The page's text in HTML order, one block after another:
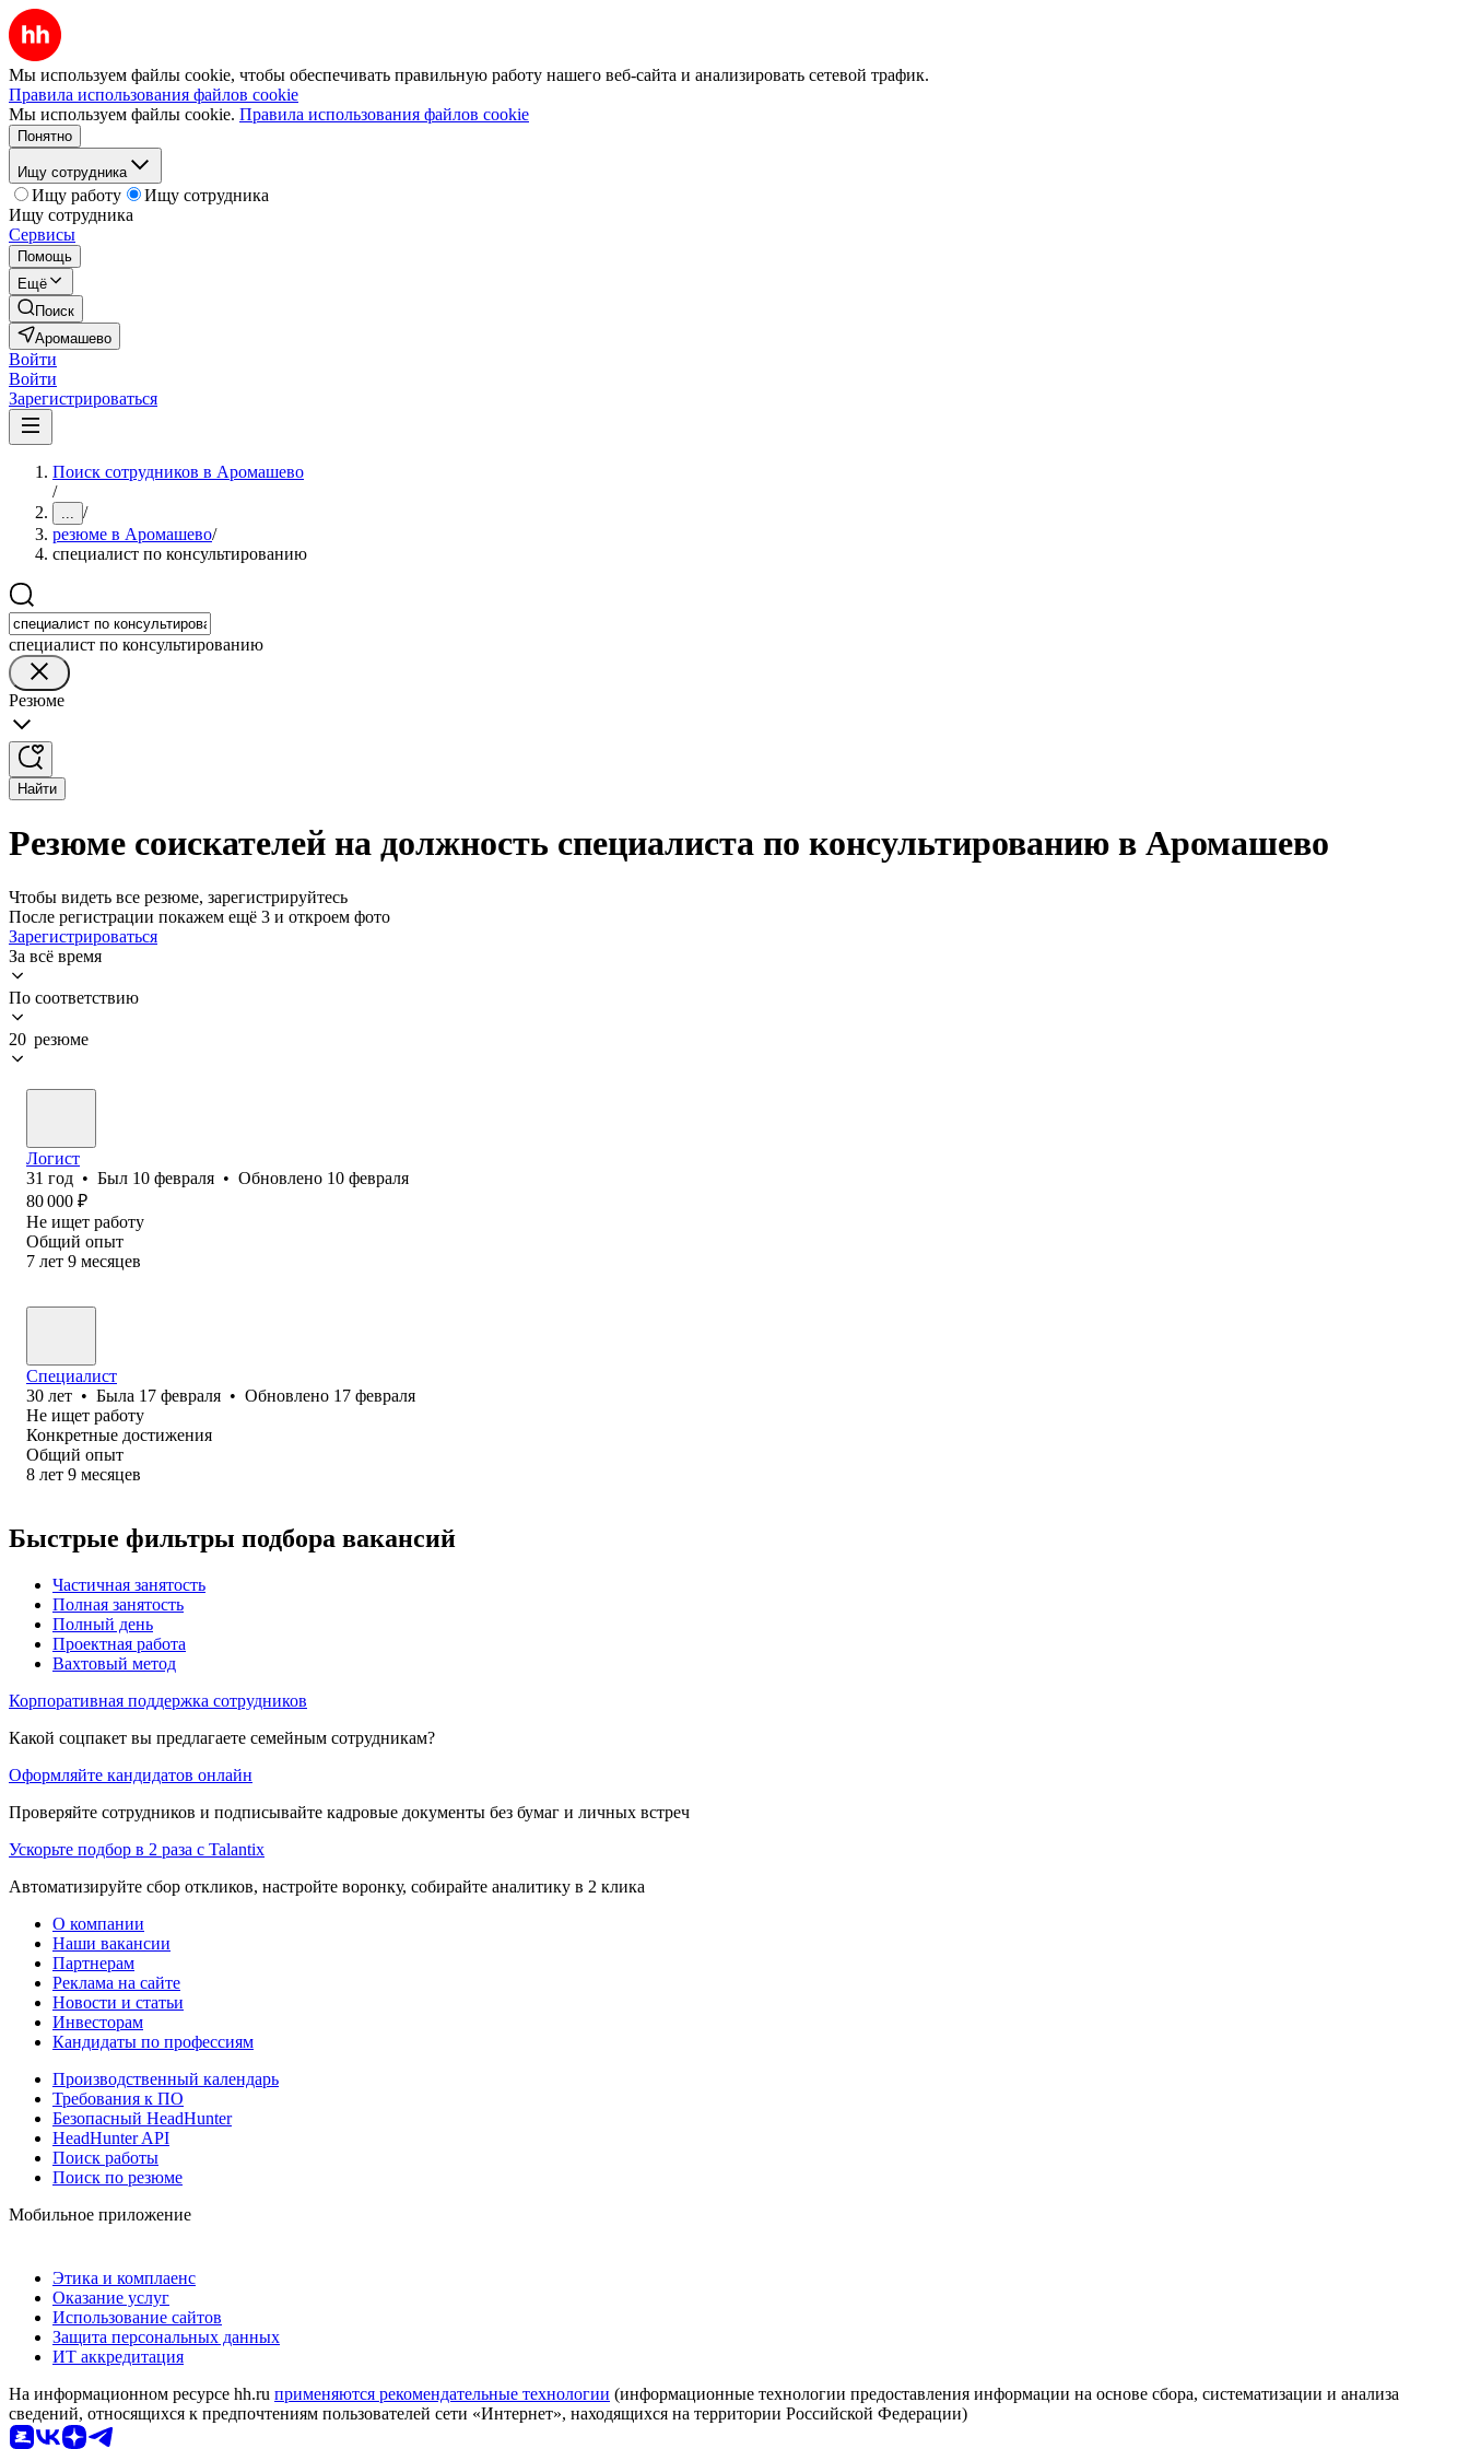
Мы используем файлы cookie, чтобы обеспечивать правильную работу нашего веб-сайта и анализировать сетевой трафик.
Правила использования файлов cookie
Мы используем файлы cookie. Правила использования файлов cookie
Понятно
Ищу сотрудника
Ищу работу
Ищу сотрудника
Ищу сотрудника
Сервисы
Помощь
Ещё
Поиск
Аромашево
Войти
Войти
Зарегистрироваться
Поиск сотрудников в Аромашево
/
... /
резюме в Аромашево/
специалист по консультированию
специалист по консультированию
Резюме
Найти
Резюме соискателей на должность специалиста по консультированию в Аромашево
Чтобы видеть все резюме, зарегистрируйтесь
После регистрации покажем ещё 3 и откроем фото
Зарегистрироваться
За всё время
По соответствию
20 резюме
Логист
31 год • Был 10 февраля • Обновлено 10 февраля
80 000 ₽
Не ищет работу
Общий опыт
7 лет 9 месяцев
Специалист
30 лет • Была 17 февраля • Обновлено 17 февраля
Не ищет работу
Конкретные достижения
Общий опыт
8 лет 9 месяцев
Быстрые фильтры подбора вакансий
Частичная занятость
Полная занятость
Полный день
Проектная работа
Вахтовый метод
Корпоративная поддержка сотрудников
Какой соцпакет вы предлагаете семейным сотрудникам?
Оформляйте кандидатов онлайн
Проверяйте сотрудников и подписывайте кадровые документы без бумаг и личных встреч
Ускорьте подбор в 2 раза с Talantix
Автоматизируйте сбор откликов, настройте воронку, собирайте аналитику в 2 клика
О компании
Наши вакансии
Партнерам
Реклама на сайте
Новости и статьи
Инвесторам
Кандидаты по профессиям
Производственный календарь
Требования к ПО
Безопасный HeadHunter
HeadHunter API
Поиск работы
Поиск по резюме
Мобильное приложение
Этика и комплаенс
Оказание услуг
Использование сайтов
Защита персональных данных
ИТ аккредитация
На информационном ресурсе hh.ru применяются рекомендательные технологии (информационные технологии предоставления информации на основе сбора, систематизации и анализа
сведений, относящихся к предпочтениям пользователей сети «Интернет», находящихся на территории Российской Федерации)